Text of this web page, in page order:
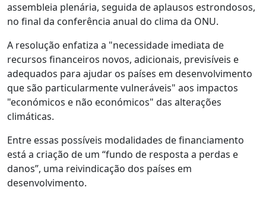
assembleia plenária, seguida de aplausos estrondosos,
no final da conferência anual do clima da ONU.
A resolução enfatiza a "necessidade imediata de
recursos financeiros novos, adicionais, previsíveis e
adequados para ajudar os países em desenvolvimento
que são particularmente vulneráveis" aos impactos
"económicos e não económicos" das alterações
climáticas.
Entre essas possíveis modalidades de financiamento
está a criação de um “fundo de resposta a perdas e
danos”, uma reivindicação dos países em
desenvolvimento.